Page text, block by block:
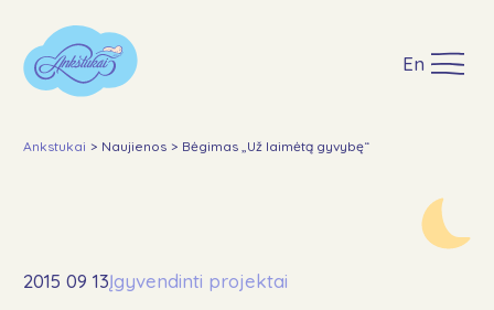
En
Mūsų veikla
Ankstukų akcija Maximoje
Ankstukai > Naujienos > Bėgimas „Už laimėtą gyvybę“
2015 09 13Įgyvendinti projektai